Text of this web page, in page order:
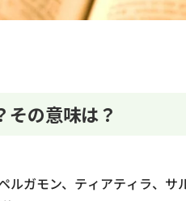
その意味は？
ルガモン、ティアティラ、